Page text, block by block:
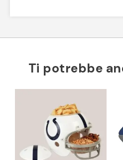
Ti potrebbe